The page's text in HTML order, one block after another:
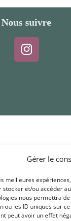
Gérer le
meilleures
stocker et/ou accéder
nous permettra
ou les ID uniques sur
peut avoir un effet
Nous suivre